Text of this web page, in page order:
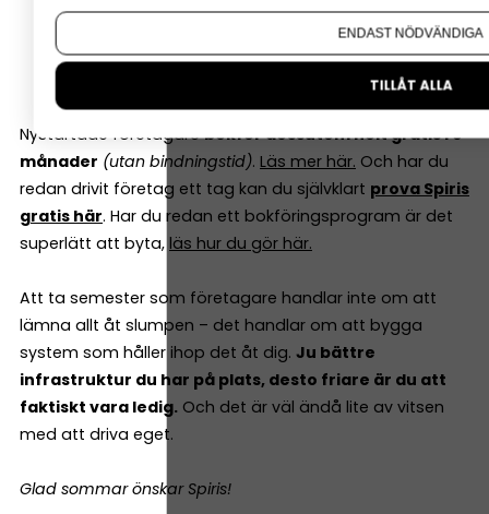
AI-assistent tillgänglig dygnet runt för
ekonomifrågor
Fri telefonsupport i världsklass
Nystartade företagarebokför dessutom helt gratis i 6
månader (utan bindningstid). Läs mer här. Och har du
redan drivit företag ett tag kan du självklart prova Spiris
gratis här. Har du redan ett bokföringsprogram är det
superlätt att byta, läs hur du gör här.
Att ta semester som företagare handlar inte om att
lämna allt åt slumpen – det handlar om att bygga
system som håller ihop det åt dig. Ju bättre
infrastruktur du har på plats, desto friare är du att
faktiskt vara ledig. Och det är väl ändå lite av vitsen
med att driva eget.
Glad sommar önskar Spiris!
Om du vill ändra ditt val i efterhand hittar du den
ENDAST NÖDVÄNDIGA
TILLÅT ALLA